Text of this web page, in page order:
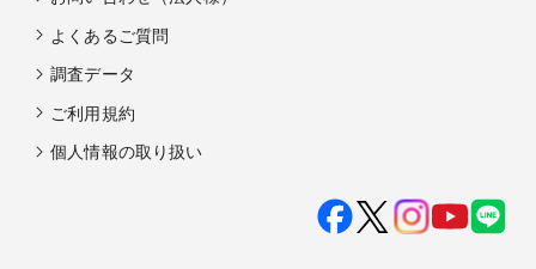
よくあるご質問
調査データ
ご利用規約
個人情報の取り扱い